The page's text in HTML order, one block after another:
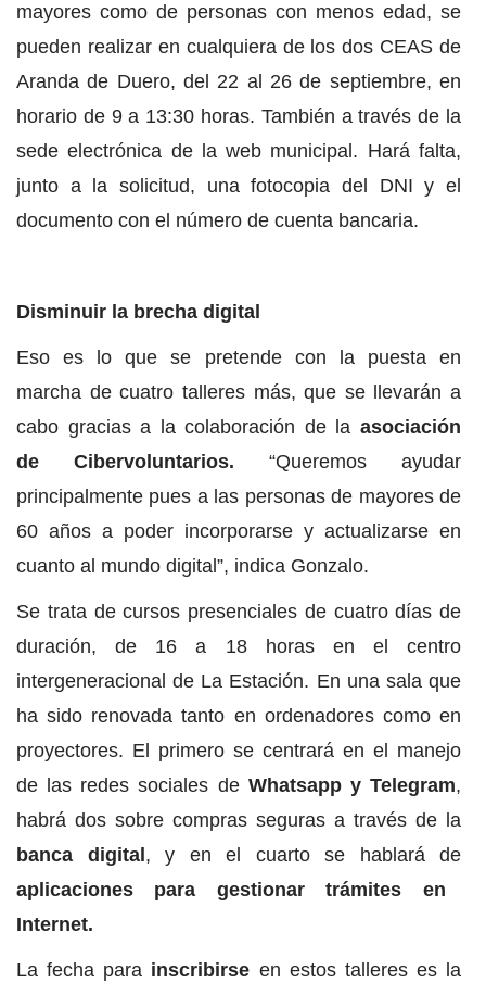
mayores como de personas con menos edad, se
pueden realizar en cualquiera de los dos CEAS de
Aranda de Duero, del 22 al 26 de septiembre, en
horario de 9 a 13:30 horas. También a través de la
sede electrónica de la web municipal. Hará falta,
junto a la solicitud, una fotocopia del DNI y el
documento con el número de cuenta bancaria.
Disminuir la brecha digital
Eso es lo que se pretende con la puesta en
marcha de cuatro talleres más, que se llevarán a
cabo gracias a la colaboración de la asociación
de Cibervoluntarios. “Queremos ayudar
principalmente pues a las personas de mayores de
60 años a poder incorporarse y actualizarse en
cuanto al mundo digital”, indica Gonzalo.
Se trata de cursos presenciales de cuatro días de
duración, de 16 a 18 horas en el centro
intergeneracional de La Estación. En una sala que
ha sido renovada tanto en ordenadores como en
proyectores. El primero se centrará en el manejo
de las redes sociales de Whatsapp y Telegram,
habrá dos sobre compras seguras a través de la
banca digital , y en el cuarto se hablará de
aplicaciones para gestionar trámites en
Internet.
La fecha para inscribirse en estos talleres es la